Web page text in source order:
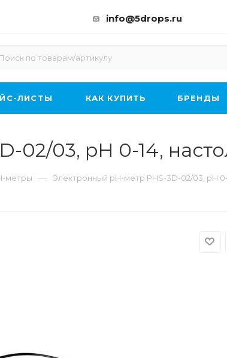
info@5drops.ru
ЛИСТЫ КАК КУПИТЬ БРЕНДЫ
02/03, pH 0-14,
метры — Электронный pH-метр PHS-3D-02/03, pH